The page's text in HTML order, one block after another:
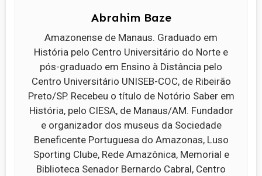
Abrahim Baze
Amazonense de Manaus. Graduado em
História pelo Centro Universitário do Norte e
pós-graduado em Ensino à Distância pelo
Centro Universitário UNISEB-COC, de Ribeirão
Preto/SP. Recebeu o título de Notório Saber em
História, pelo CIESA, de Manaus/AM. Fundador
e organizador dos museus da Sociedade
Beneficente Portuguesa do Amazonas, Luso
Sporting Clube, Rede Amazônica, Memorial e
Biblioteca Senador Bernardo Cabral, Centro